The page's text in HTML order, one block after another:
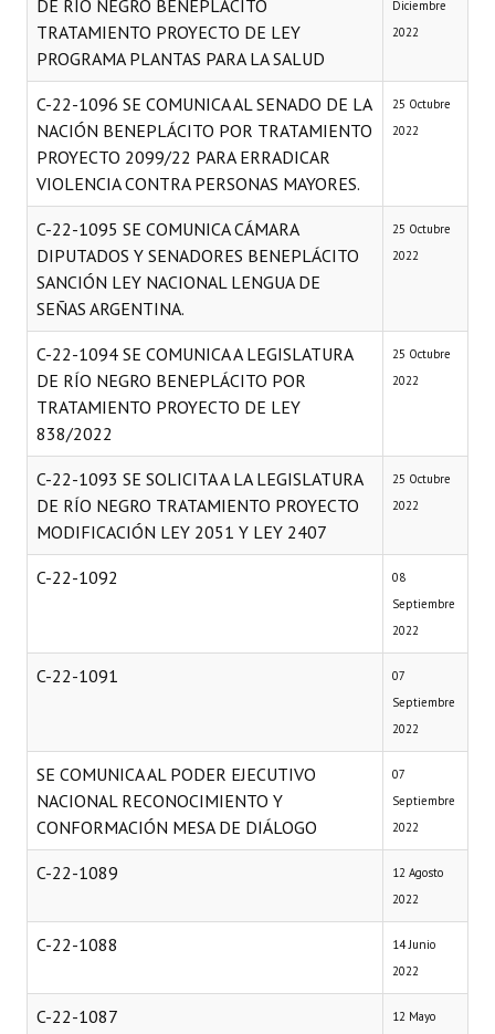
DE RÍO NEGRO BENEPLÁCITO
TRATAMIENTO PROYECTO DE LEY
PROGRAMA PLANTAS PARA LA SALUD
Diciembre
2022
C-22-1096 SE COMUNICA AL SENADO DE LA
NACIÓN BENEPLÁCITO POR TRATAMIENTO
PROYECTO 2099/22 PARA ERRADICAR
VIOLENCIA CONTRA PERSONAS MAYORES.
25 Octubre
2022
C-22-1095 SE COMUNICA CÁMARA
DIPUTADOS Y SENADORES BENEPLÁCITO
SANCIÓN LEY NACIONAL LENGUA DE
SEÑAS ARGENTINA.
25 Octubre
2022
C-22-1094 SE COMUNICA A LEGISLATURA
DE RÍO NEGRO BENEPLÁCITO POR
TRATAMIENTO PROYECTO DE LEY
838/2022
25 Octubre
2022
C-22-1093 SE SOLICITA A LA LEGISLATURA
DE RÍO NEGRO TRATAMIENTO PROYECTO
MODIFICACIÓN LEY 2051 Y LEY 2407
25 Octubre
2022
C-22-1092
08
Septiembre
2022
C-22-1091
07
Septiembre
2022
SE COMUNICA AL PODER EJECUTIVO
NACIONAL RECONOCIMIENTO Y
CONFORMACIÓN MESA DE DIÁLOGO
07
Septiembre
2022
C-22-1089
12 Agosto
2022
C-22-1088
14 Junio
2022
C-22-1087
12 Mayo